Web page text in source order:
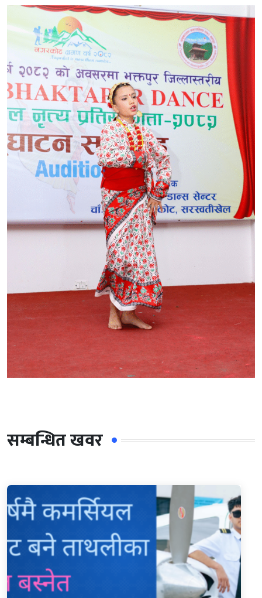
सम्बन्धित खवर